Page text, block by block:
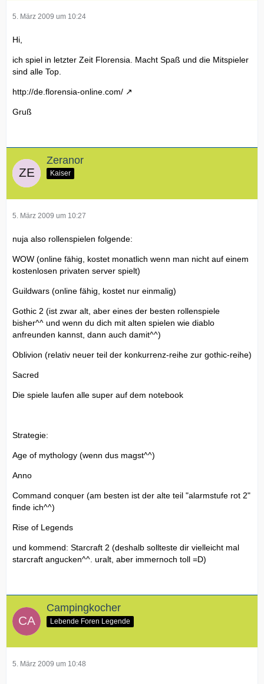
5. März 2009 um 10:24
Hi,
ich spiel in letzter Zeit Florensia. Macht Spaß und die Mitspieler
sind alle Top.
http://de.florensia-online.com/
Gruß
Zeranor
Kaiser
5. März 2009 um 10:27
nuja also rollenspielen folgende:
WOW (online fähig, kostet monatlich wenn man nicht auf einem
kostenlosen privaten server spielt)
Guildwars (online fähig, kostet nur einmalig)
Gothic 2 (ist zwar alt, aber eines der besten rollenspiele
bisher^^ und wenn du dich mit alten spielen wie diablo
anfreunden kannst, dann auch damit^^)
Oblivion (relativ neuer teil der konkurrenz-reihe zur gothic-reihe)
Sacred
Die spiele laufen alle super auf dem notebook
Strategie:
Age of mythology (wenn dus magst^^)
Anno
Command conquer (am besten ist der alte teil "alarmstufe rot 2"
finde ich^^)
Rise of Legends
und kommend: Starcraft 2 (deshalb sollteste dir vielleicht mal
starcraft angucken^^. uralt, aber immernoch toll =D)
Campingkocher
Lebende Foren Legende
5. März 2009 um 10:48